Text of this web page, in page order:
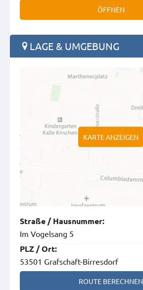
ÖFFNEN
LAGE & UMGEBUNG
KARTE ANZEIGEN
Straße / Hausnummer:
Im Vogelsang 5
PLZ /Ort:
53501 Grafschaft-Birresdorf
ROUTE BERECHNEN